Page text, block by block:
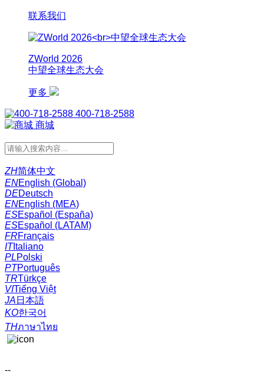
联系我们
ZWorld 2026
中望全球生态大会
更多
400-718-2588
商城
ZH简体中文
ENEnglish (Global)
DEDeutsch
ENEnglish (MEA)
ESEspañol (España)
ESEspañol (LATAM)
FRFrançais
ITItaliano
PLPolski
PTPortuguês
TRTürkçe
VITiếng Việt
JA 日本語
KO한국어
THภาษาไทย
--